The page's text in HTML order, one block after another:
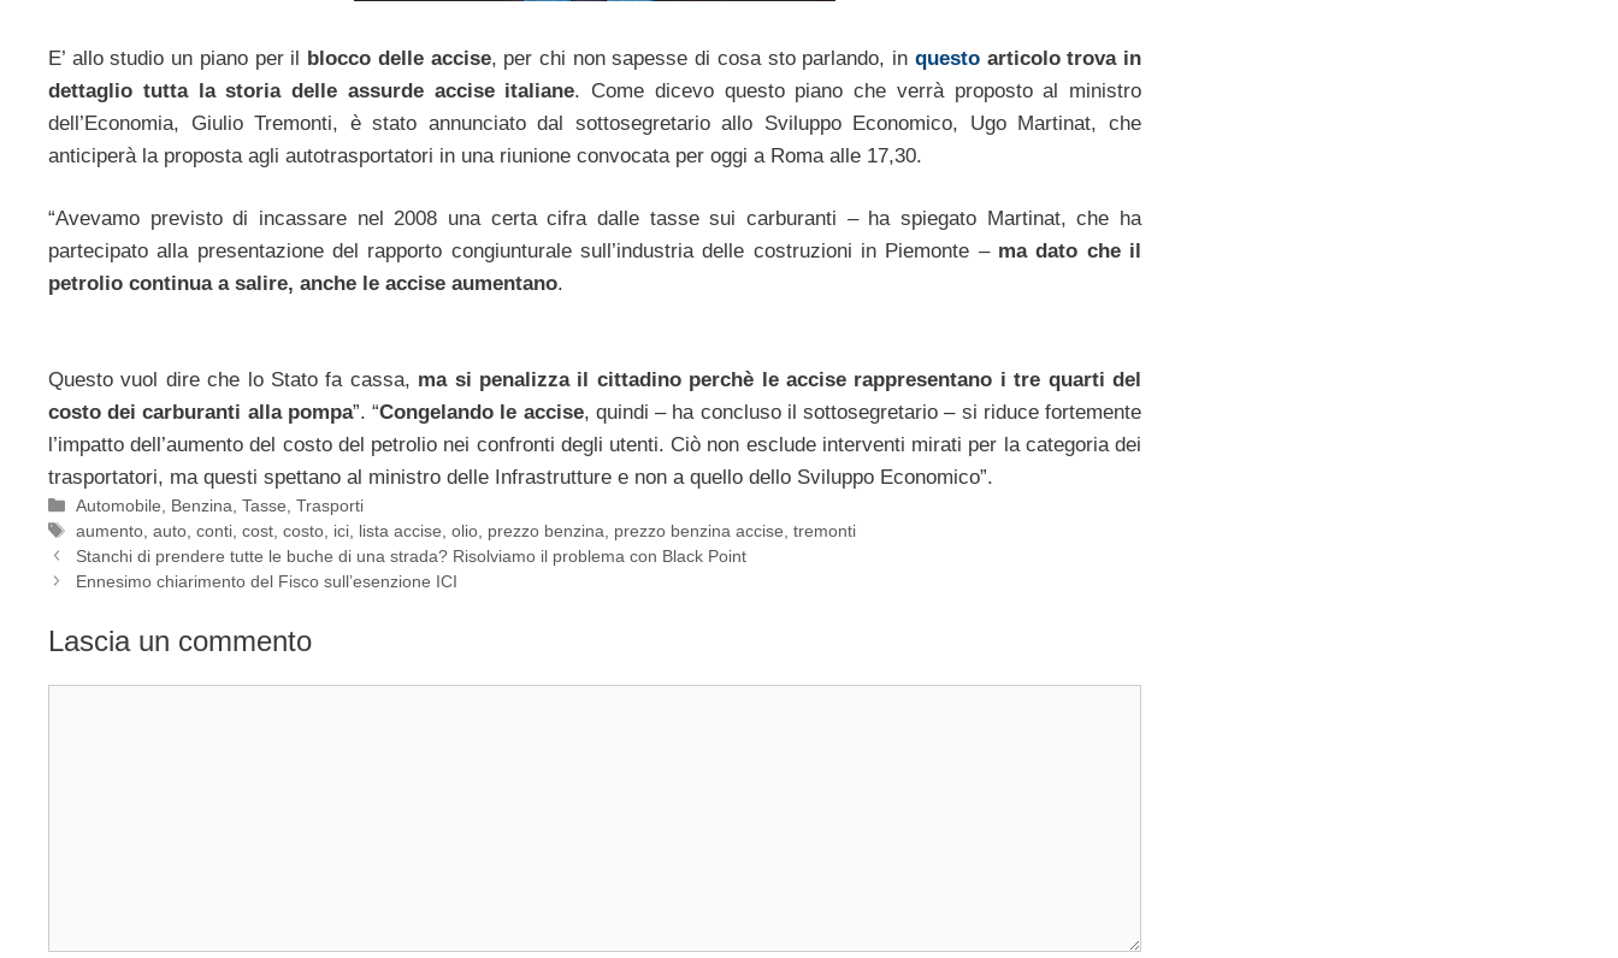
E’ allo studio un piano per il blocco delle accise, per chi non sapesse di cosa sto parlando, in questoarticolo trova in
dettaglio tutta la storia delle assurde accise italiane. Come dicevo questo piano che verrà proposto al ministro
dell’Economia, Giulio Tremonti, è stato annunciato dal sottosegretario allo Sviluppo Economico, Ugo Martinat, che
anticiperà la proposta agli autotrasportatori in una riunione convocata per oggi a Roma alle 17,30.
“Avevamo previsto di incassare nel 2008 una certa cifra dalle tasse sui carburanti – ha spiegato Martinat, che ha
partecipato alla presentazione del rapporto congiunturale sull’industria delle costruzioni in Piemonte – ma dato che il
petrolio continua a salire, anche le accise aumentano.
Questo vuol dire che lo Stato fa cassa, ma si penalizza il cittadino perchè le accise rappresentano i tre quarti del
costo dei carburanti alla pompa”. “Congelando le accise, quindi – ha concluso il sottosegretario – si riduce fortemente
l’impatto dell’aumento del costo del petrolio nei confronti degli utenti. Ciò non esclude interventi mirati per la categoria dei
trasportatori, ma questi spettano al ministro delle Infrastrutture e non a quello dello Sviluppo Economico”.
Categorie
Automobile Benzina ,Tasse ,Trasporti
Tag
aumento ,auto ,conti ,cost ,costo ici lista accise ,olio prezzo benzina prezzo benzina accise ,tremonti
Stanchi di prendere tutte le buche di una strada? Risolviamo il problema con Black Point
Ennesimo chiarimento del Fisco sull’esenzione ICI
Lascia un commento